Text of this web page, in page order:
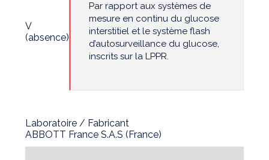
V
(absence)
Par rapport aux systèmes de
mesure en continu du glucose
interstitiel et le système flash
d’autosurveillance du glucose,
inscrits sur la LPPR.
Laboratoire / Fabricant
ABBOTT France S.A.S (France)